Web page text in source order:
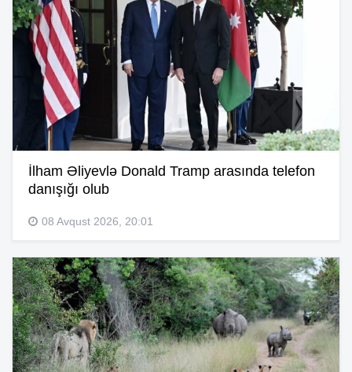
İlham Əliyevlə Donald Tramp arasında telefon
danışığı olub
08 Avqust 2026, 20:01